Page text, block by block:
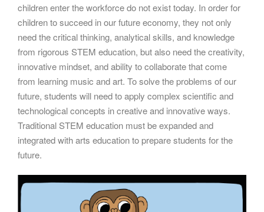
children enter the workforce do not exist today. In order for
children to succeed in our future economy, they not only
need the critical thinking, analytical skills, and knowledge
from rigorous STEM education, but also need the creativity,
innovative mindset, and ability to collaborate that come
from learning music and art. To solve the problems of our
future, students will need to apply complex scientific and
technological concepts in creative and innovative ways.
Traditional STEM education must be expanded and
integrated with arts education to prepare students for the
future.